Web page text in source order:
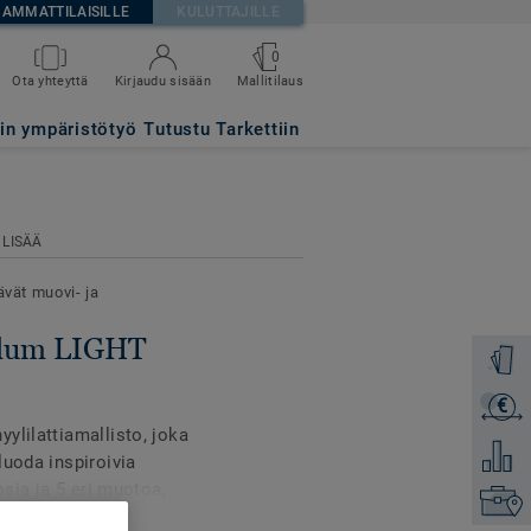
AMMATTILAISILLE KULUTTAJILLE
Ota yhteyttä Kirjaudu sisään
0
Mallitilaus
ympäristötyö Tutustu Tarkettiin
Tilaa
€
Lisää
Etsi
LISÄÄ
muovi- ja
LIGHT
joka
inspiroivia